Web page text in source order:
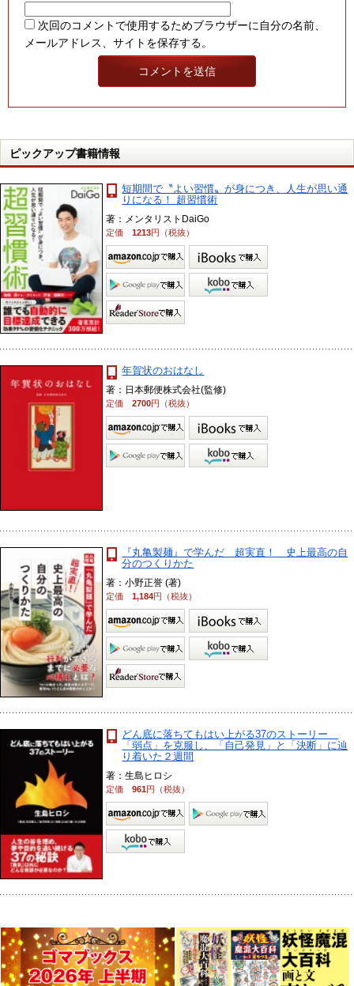
次回のコメントで使用するためブラウザーに自分の名前、
メールアドレス、サイトを保存する。
ピックアップ書籍情報
短期間で〝よい習慣〟が身につき、人生が思い通
りになる！ 超習慣術
著：メンタリストDaiGo
定価1213円（税抜）
年賀状のおはなし
著：日本郵便株式会社(監修)
定価2700円（税抜）
『丸亀製麺』で学んだ 超実直！ 史上最高の自
分のつくりかた
著：小野正誉 (著)
定価1,184円（税抜）
どん底に落ちてもはい上がる37のストーリー
「弱点」を克服し、「自己発見」と「決断」に辿
り着いた２週間
著：生島ヒロシ
定価961円（税抜）